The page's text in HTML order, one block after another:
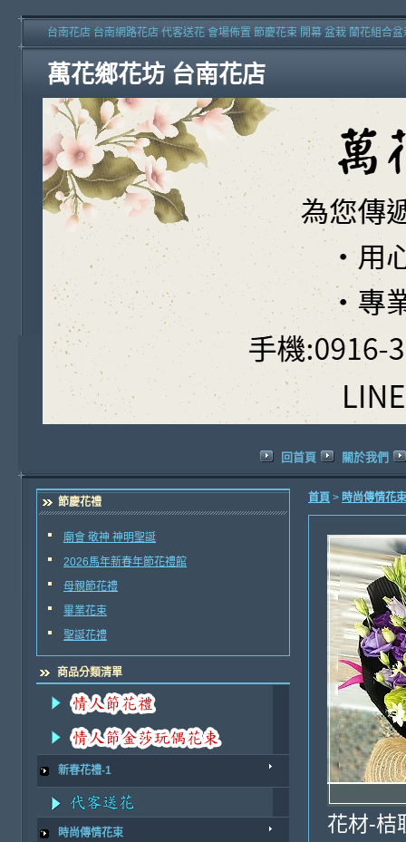
萬花鄉花坊 台南花店
台南花店 台南網路花店 代客送花 會場佈置 節慶花束 開幕 盆栽 蘭花組合
回首頁 關於我們
節慶花禮
廟會 敬神 神明聖誕
2026馬年新春年節花禮館
母親節花禮
畢業花束
聖誕花禮
商品分類清單
新春花禮-1
時尚傳情花束
首頁 > 時尚傳情花
花材-桔